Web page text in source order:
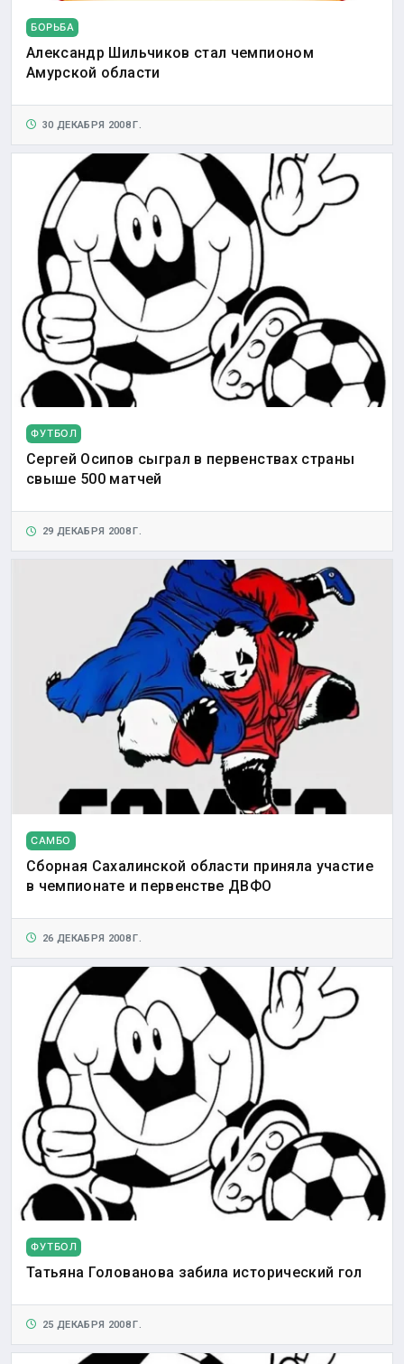
БОРЬБА
Александр Шильчиков стал чемпионом
Амурской области
30 ДЕКАБРЯ 2008 Г.
ФУТБОЛ
Сергей Осипов сыграл в первенствах страны
свыше 500 матчей
29 ДЕКАБРЯ 2008 Г.
САМБО
Сборная Сахалинской области приняла участие
в чемпионате и первенстве ДВФО
26 ДЕКАБРЯ 2008 Г.
ФУТБОЛ
Татьяна Голованова забила исторический гол
25 ДЕКАБРЯ 2008 Г.